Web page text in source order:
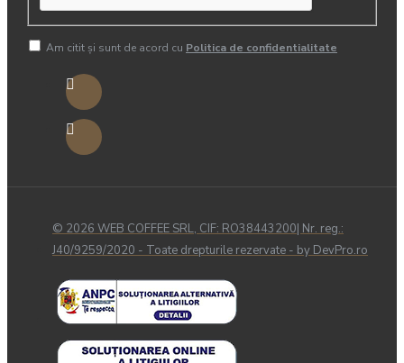
Am citit şi sunt de acord cu Politica de confidentialitate
© 2026 WEB COFFEE SRL, CIF: RO38443200| Nr. reg.:
J40/9259/2020 - Toate drepturile rezervate - by DevPro.ro